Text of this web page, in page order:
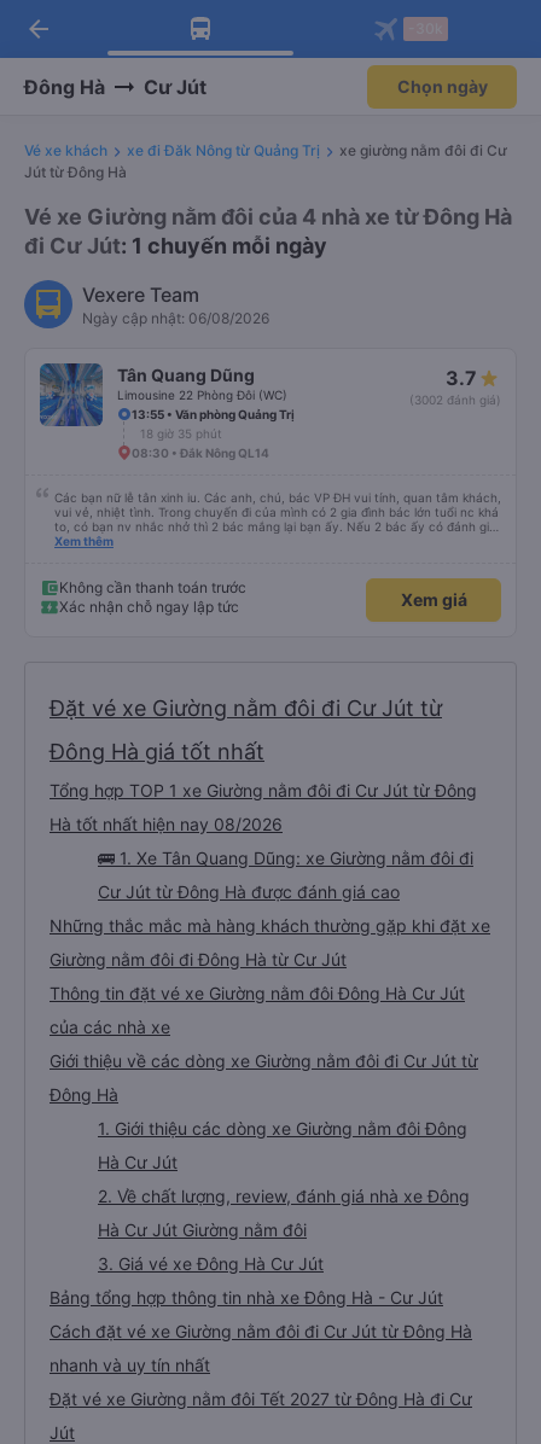
Tải app Vexere ngay!
Nhận ưu đãi thành viên độc
Mở app
Tải app Vexere
-30k/ghế khi đặt vé máy bay qua
Mở app
arrow_back
Đông Hà Cư Jút Chọn ngày
Vé xe khách xe đi Đăk Nông từ Quảng Trị
xe giường nằm đôi đi Cư
Jút từ Đông Hà
Vé xe Giường nằm đôi của 4 nhà xe từ Đông Hà
đi Cư Jút: 1 chuyến mỗi ngày
Vexere Team
Ngày cập nhật: 06/08/2026
Tân Quang Dũng
Limousine 22 Phòng Đôi (WC)
3.7
(3002 đánh giá)
13:55 • Văn phòng Quảng Trị
18 giờ 35 phút
08:30 • Đắk Nông QL14
Các bạn nữ lễ tân xinh iu. Các anh, chú, bác VP ĐH vui tính, quan tâm khách,
vui vẻ, nhiệt tình. Trong chuyến đi của mình có 2 gia đình bác lớn tuổi nc khá
to, có bạn nv nhắc nhở thì 2 bác mắng lại bạn ấy. Nếu 2 bác ấy có đánh giá
xấu thì mình ngược lại nha. Bạn ấy nhắc nhở rất đúng. 2 bác nói rất to. To
bạn ấy nha. Nếu bạn ấy bị trừ thì bảo bạn ấy liên hệ sđt của mình, mình hỗ
trợ ạ. Số mình đuôi 666, chuyến ĐH-NT ngày 16/1. À các bạn nữ lễ tân xinh
iu còn đổi cho mình phòng đơn sang đôi xong còn note là (một mình) yêu
Xem thêm
Không cần thanh toán trước
Xác nhận chỗ ngay lập tức
Xem giá
Đặt vé xe Giường nằm đôi đi Cư Jút từ
Đông Hà giá tốt nhất
Tổng hợp TOP 1 xe Giường nằm đôi đi Cư Jút từ Đông
Hà tốt nhất hiện nay 08/2026
🚌 1. Xe Tân Quang Dũng: xe Giường nằm đôi đi
Cư Jút từ Đông Hà được đánh giá cao
Những thắc mắc mà hàng khách thường gặp khi đặt xe
Giường nằm đôi đi Đông Hà từ Cư Jút
Thông tin đặt vé xe Giường nằm đôi Đông Hà Cư Jút
của các nhà xe
Giới thiệu về các dòng xe Giường nằm đôi đi Cư Jút từ
Đông Hà
1. Giới thiệu các dòng xe Giường nằm đôi Đông
Hà Cư Jút
2. Về chất lượng, review, đánh giá nhà xe Đông
Hà Cư Jút Giường nằm đôi
3. Giá vé xe Đông Hà Cư Jút
Bảng tổng hợp thông tin nhà xe Đông Hà - Cư Jút
Cách đặt vé xe Giường nằm đôi đi Cư Jút từ Đông Hà
nhanh và uy tín nhất
Đặt vé xe Giường nằm đôi Tết 2027 từ Đông Hà đi Cư
Jút